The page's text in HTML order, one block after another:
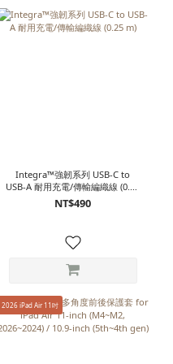
Integra™強韌系列 USB-C to
USB-A 耐用充電/傳輸編織線 (0.25
m)
NT$490
2026 iPad Air 11吋